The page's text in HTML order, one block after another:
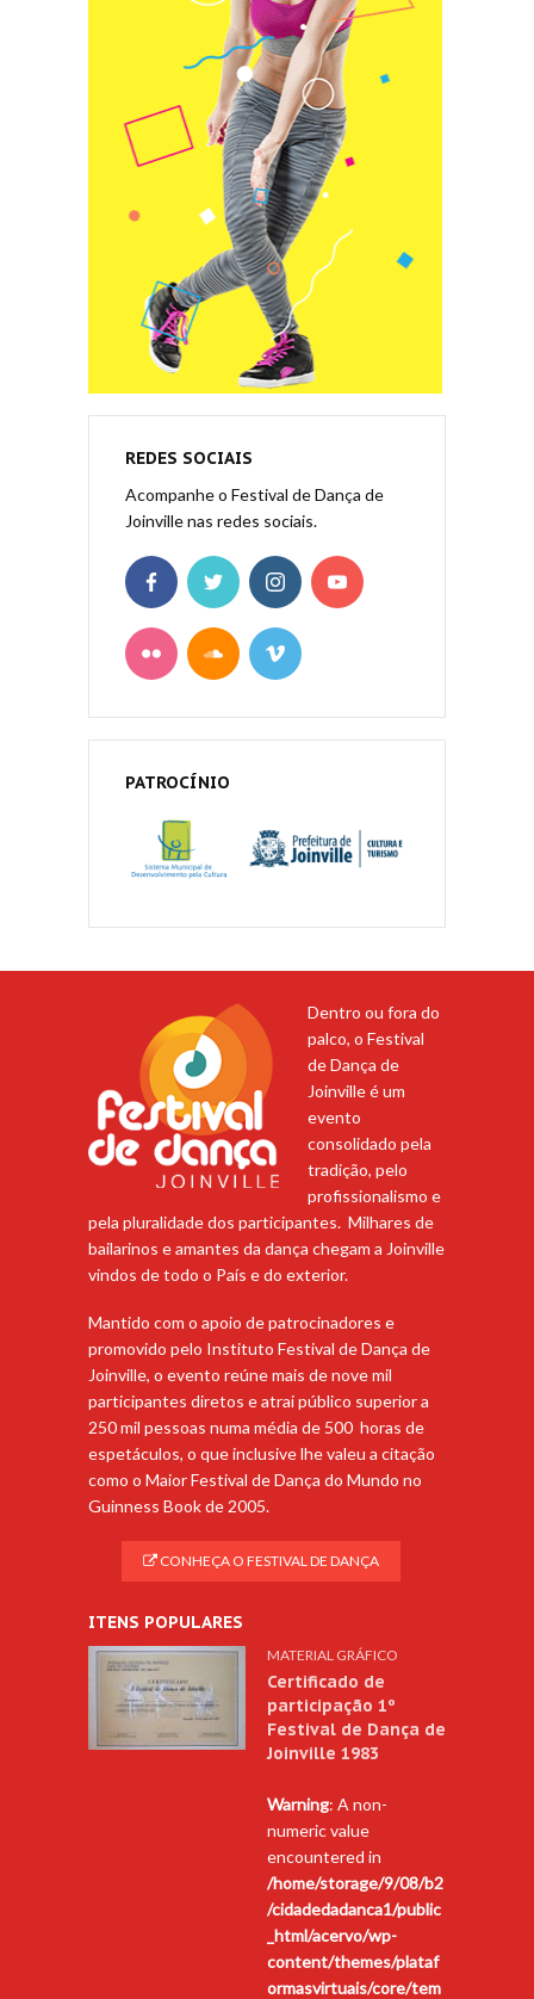
REDES SOCIAIS
Acompanhe o Festival de Dança de
Joinville nas redes sociais.
PATROCÍNIO
Dentro ou fora do
palco, o Festival
de Dança de
Joinville é um
evento
consolidado pela
tradição, pelo
profissionalismo e
pela pluralidade dos participantes. Milhares de
bailarinos e amantes da dança chegam a Joinville
vindos de todo o País e do exterior.
Mantido com o apoio de patrocinadores e
promovido pelo Instituto Festival de Dança de
Joinville, o evento reúne mais de nove mil
participantes diretos e atrai público superior a
250 mil pessoas numa média de 500 horas de
espetáculos, o que inclusive lhe valeu a citação
como o Maior Festival de Dança do Mundo no
Guinness Book de 2005.
CONHEÇA O FESTIVAL DE DANÇA
ITENS POPULARES
MATERIAL GRÁFICO
Certificado de
participação 1º
Festival de Dança de
Joinville 1983
Warning: A non-
numeric value
encountered in
/home/storage/9/08/b2
/cidadedadanca1/public
_html/acervo/wp-
content/themes/plataf
ormasvirtuais/core/tem